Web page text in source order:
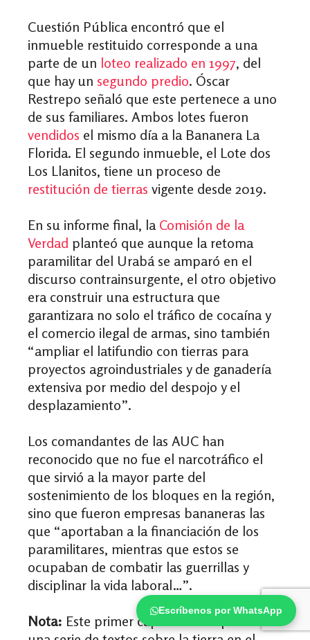
Escríbenos por WhatsApp
Cuestión Pública encontró que el
inmueble restituido corresponde a una
parte de un loteo realizado en 1997, del
que hay un segundo predio. Óscar
Restrepo señaló que este pertenece a uno
de sus familiares. Ambos lotes fueron
vendidos el mismo día a la Bananera La
Florida. El segundo inmueble, el Lote dos
Los Llanitos, tiene un proceso de
restitución de tierras vigente desde 2019.
En su informe final, la Comisión de la
Verdad planteó que aunque la retoma
paramilitar del Urabá se amparó en el
discurso contrainsurgente, el otro objetivo
era construir una estructura que
garantizara no solo el tráfico de cocaína y
el comercio ilegal de armas, sino también
“ampliar el latifundio con tierras para
proyectos agroindustriales y de ganadería
extensiva por medio del despojo y el
desplazamiento”.
Los comandantes de las AUC han
reconocido que no fue el narcotráfico el
que sirvió a la mayor parte del
sostenimiento de los bloques en la región,
sino que fueron empresas bananeras las
que “aportaban a la financiación de los
paramilitares, mientras que estos se
ocupaban de combatir las guerrillas y
disciplinar la vida laboral…”.
Nota: Este primer capítulo hace parte de